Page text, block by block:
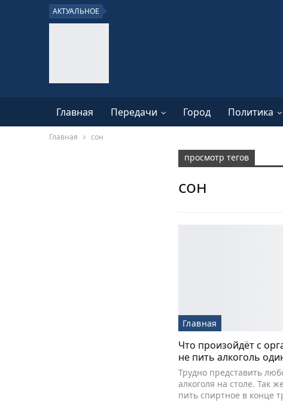
АКТУАЛЬНОЕ
Главная Передачи Город Политика
Главная сон
просмотр тегов
сон
Главная
Что произойдёт с
не пить алкоголь
Трудно представить
алкоголя на столе. Так
пить спиртное в конце